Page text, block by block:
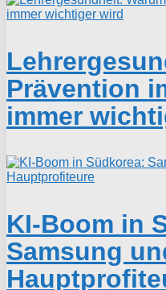
Prävention
immer
KI-Boom in
Samsung